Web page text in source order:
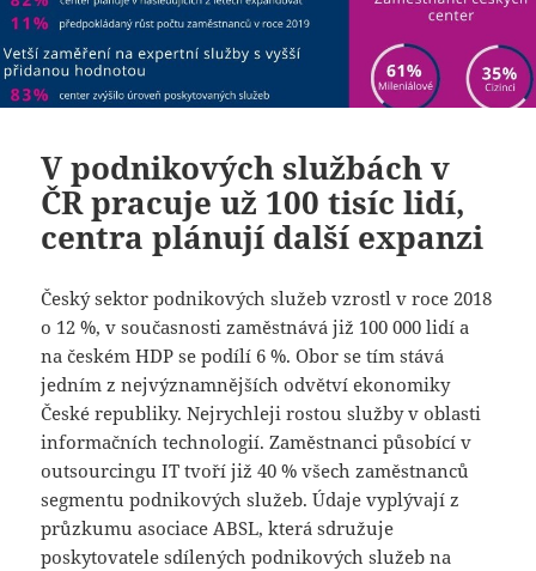
V podnikových službách v
ČR pracuje už 100 tisíc lidí,
centra plánují další expanzi
Český sektor podnikových služeb vzrostl v roce 2018
o 12 %, v současnosti zaměstnává již 100 000 lidí a
na českém HDP se podílí 6 %. Obor se tím stává
jedním z nejvýznamnějších odvětví ekonomiky
České republiky. Nejrychleji rostou služby v oblasti
informačních technologií. Zaměstnanci působící v
outsourcingu IT tvoří již 40 % všech zaměstnanců
segmentu podnikových služeb. Údaje vyplývají z
průzkumu asociace ABSL, která sdružuje
poskytovatele sdílených podnikových služeb na